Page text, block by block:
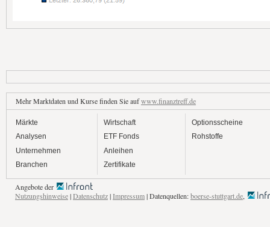
Mehr Marktdaten und Kurse finden Sie aufwww.finanztreff.de
Märkte
Analysen
Unternehmen
Branchen
Wirtschaft
ETF Fonds
Anleihen
Zertifikate
Optionsscheine
Rohstoffe
Angebote der
Nutzungshinweise|Datenschutz|Impressum| Datenquellen:boerse-stuttgart.de,